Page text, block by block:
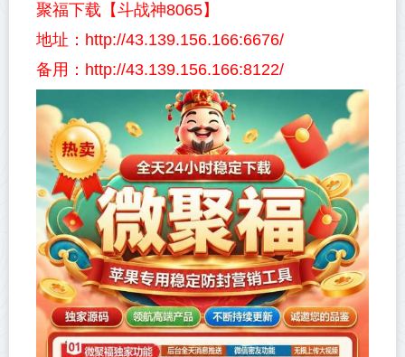
聚福下载【斗战神8065】
地址：http://43.139.156.166:6676/
备用：http://43.139.156.166:8122/